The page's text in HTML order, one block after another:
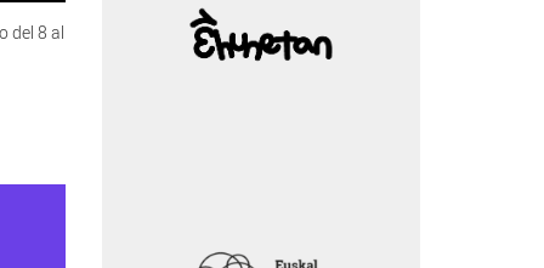
del 8 al